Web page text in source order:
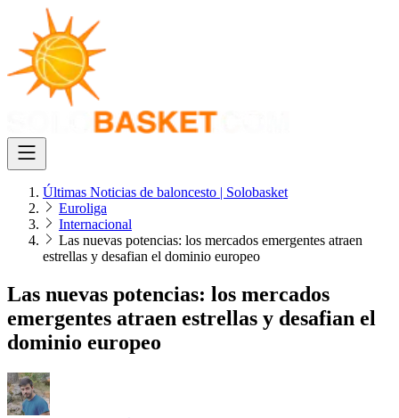
Últimas Noticias de baloncesto | Solobasket
Euroliga
Internacional
Las nuevas potencias: los mercados emergentes atraen
estrellas y desafian el dominio europeo
Las nuevas potencias: los mercados
emergentes atraen estrellas y desafian el
dominio europeo